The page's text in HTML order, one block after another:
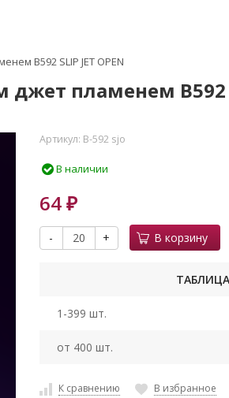
B592 SLIP JET OPEN
пламенем B592
Артикул: B-592 sjo
В наличии
64 ₽
- + В корзину
1-399 шт.
от 400 шт.
К сравнению В избранное